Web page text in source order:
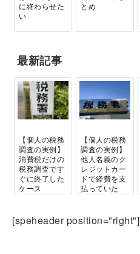
に終わらせた
い
とめ
最新記事
【個人の税務
調査の実例】
消費税だけの
税務調査です
ぐに終了した
ケース
【個人の税務
調査の実例】
他人名義のク
レジットカー
ドで経費を支
払っていた
[speheader position="right"]